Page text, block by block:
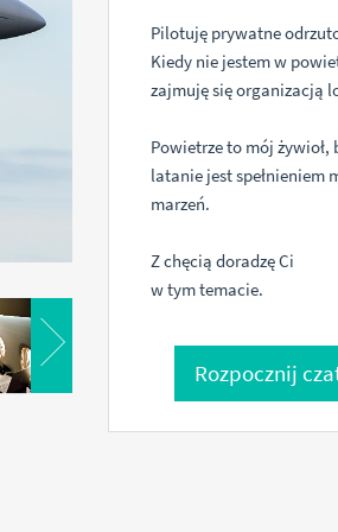
Pilotuję prywatne
Kiedy nie jestem w
zajmuję się organizacją
Powietrze to mój żywioł,
latanie jest spełnieniem
marzeń.
Z chęcią doradzę Ci
w tym temacie.
Rozpocznij